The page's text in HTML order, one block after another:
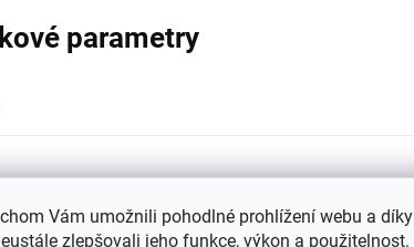
Vám umožnili pohodlné prohlížení webu a díky
zlepšovali jeho funkce, výkon a použitelnost.
parametry
: